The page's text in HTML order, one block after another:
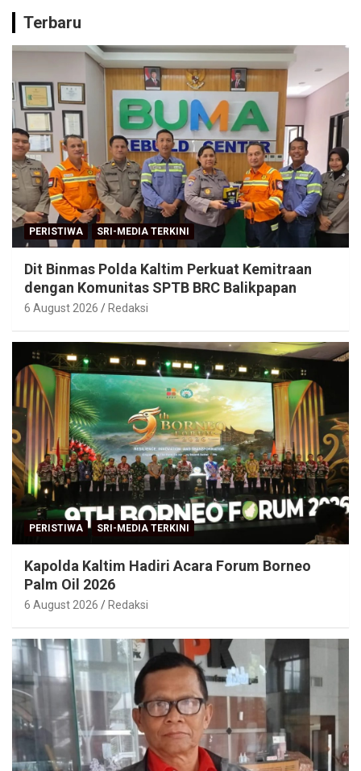
Terbaru
PERISTIWA SRI-MEDIA TERKINI
Dit Binmas Polda Kaltim Perkuat Kemitraan
dengan Komunitas SPTB BRC Balikpapan
6 August 2026 Redaksi
PERISTIWA SRI-MEDIA TERKINI
Kapolda Kaltim Hadiri Acara Forum Borneo
Palm Oil 2026
6 August 2026 Redaksi